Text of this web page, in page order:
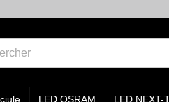
LED OSRAM LED NEXT-